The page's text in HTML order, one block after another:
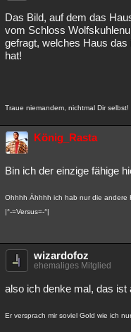
Das Bild, auf dem das
vom Schloss
gefragt, welches Haus
hat!
Traue niemandem, nichtmal Dir selbst!
König_Rasta
Bin ich der einzige fähige
Ohhhh Ähhhh ich hab nur die andere
|°-=Versus=-°|
wizardofoz
ehemaliges Mitglied
also ich denke mal, das ist
Er versprach mir soviel Gold wie ich